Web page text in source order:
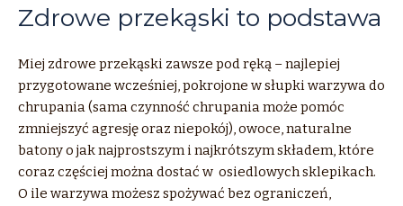
Zdrowe przekąski to podstawa
Miej zdrowe przekąski zawsze pod ręką – najlepiej
przygotowane wcześniej, pokrojone w słupki warzywa do
chrupania (sama czynność chrupania może pomóc
zmniejszyć agresję oraz niepokój), owoce, naturalne
batony o jak najprostszym i najkrótszym składem, które
coraz częściej można dostać w osiedlowych sklepikach.
O ile warzywa możesz spożywać bez ograniczeń,